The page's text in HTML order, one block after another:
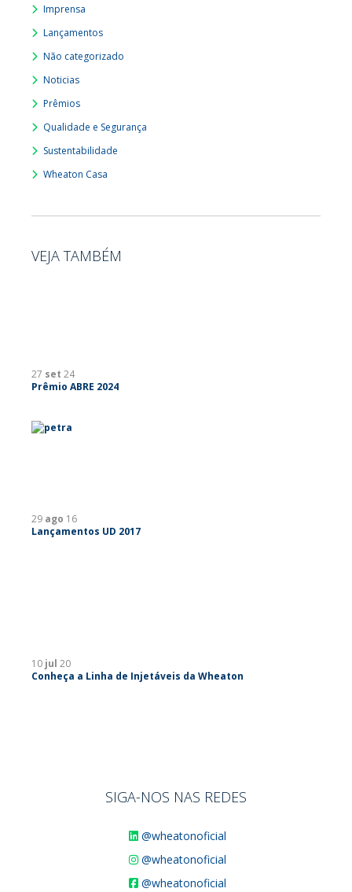
Imprensa
Lançamentos
Não categorizado
Noticias
Prêmios
Qualidade e Segurança
Sustentabilidade
Wheaton Casa
VEJA TAMBÉM
27 set 24
Prêmio ABRE 2024
29 ago 16
Lançamentos UD 2017
10 jul 20
Conheça a Linha de Injetáveis da Wheaton
SIGA-NOS NAS REDES
@wheatonoficial
@wheatonoficial
@wheatonoficial